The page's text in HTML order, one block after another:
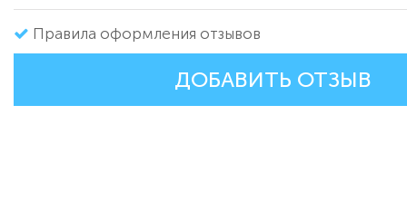
Правила оформления отзывов
ДОБАВИТЬ ОТЗЫВ